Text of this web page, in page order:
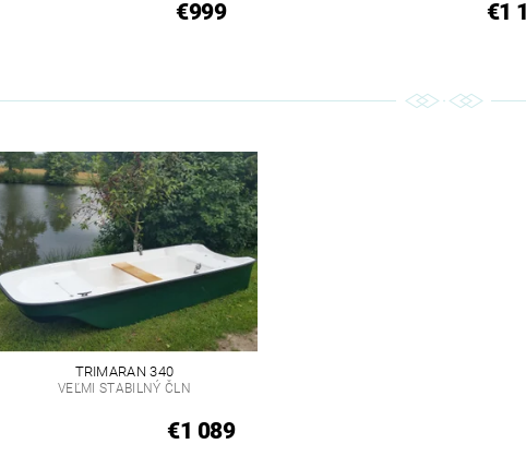
€999 €1
TRIMARAN 340
VEĽMI STABILNÝ ČLN
€1 089